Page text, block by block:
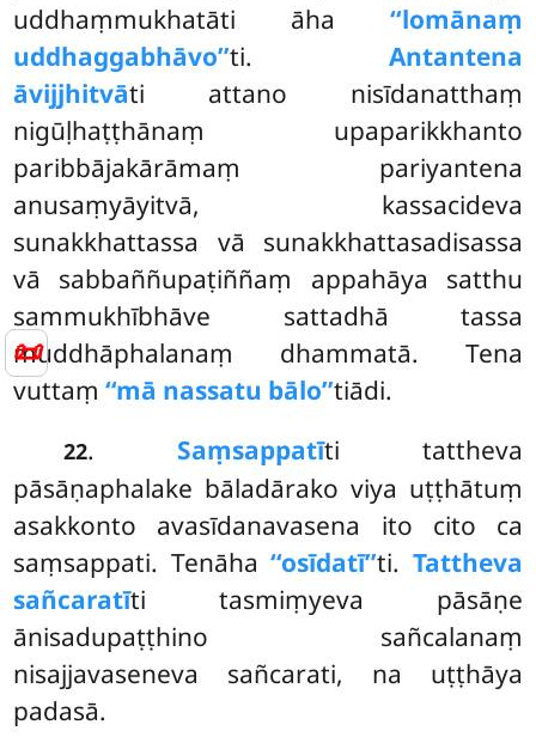
📜
uddhaṃmukhatāti āha ‘‘lomānaṃ
uddhaggabhāvo’’ti. Antantena
āvijjhitvāti attano nisīdanatthaṃ
nigūḷhaṭṭhānaṃ upaparikkhanto
paribbājakārāmaṃ pariyantena
anusaṃyāyitvā, kassacideva
sunakkhattassa vā sunakkhattasadisassa
vā sabbaññupaṭiññaṃ appahāya satthu
sammukhībhāve sattadhā tassa
muddhāphalanaṃ dhammatā. Tena
vuttaṃ‘‘mā nassatu bālo’’tiādi.
22. Saṃsappatīti tattheva
pāsāṇaphalake bāladārako viya uṭṭhātuṃ
asakkonto avasīdanavasena ito cito ca
saṃsappati. Tenāha‘‘osīdatī’’ti. Tattheva
sañcaratīti tasmiṃyeva pāsāṇe
ānisadupaṭṭhino sañcalanaṃ
nisajjavaseneva sañcarati, na uṭṭhāya
padasā.